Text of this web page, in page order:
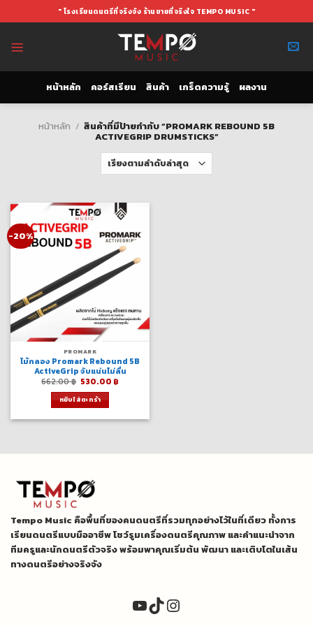
to
" โรงเรียนดนตรีที่จริงจัง ร้านขายที่จริงใจ TEMPO MUSIC "
หน้าหลัก คอร์สเรียน สินค้า เกร็ดความรู้ ผลงาน
หน้าหลัก / สินค้าที่มีป้ายกำกับ “PROMARK REBOUND 5B
ACTIVEGRIP DRUMSTICKS”
-20%
PROMARK
ไม้กลอง Promark Rebound 5B
ActiveGrip จับแน่นไม่ลื่น
662.00฿ Original
was:
662.00 ฿.
530.00 ฿Current
หยิบใส่ตะกร้า
Tempo Music คือพื้นที่ของคนดนตรีที่รวมทุกอย่างไว้ในที่เดียว ทั้งการ
เรียนดนตรีแบบมืออาชีพ โชว์รูมเครื่องดนตรีคุณภาพ และคำแนะนำจาก
ทีมครูและนักดนตรีตัวจริง พร้อมพาคุณเริ่มต้น พัฒนา และเติบโตในเส้น
ทางดนตรีอย่างจริงจัง
YouTube
TikTok
Instagram